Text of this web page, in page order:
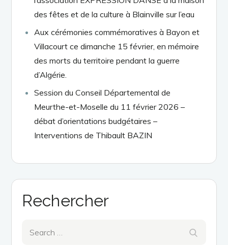
des fêtes et de la culture à Blainville sur l’eau
Aux cérémonies commémoratives à Bayon et
Villacourt ce dimanche 15 février, en mémoire
des morts du territoire pendant la guerre
d’Algérie.
Session du Conseil Départemental de
Meurthe-et-Moselle du 11 février 2026 –
débat d’orientations budgétaires –
Interventions de Thibault BAZIN
Rechercher